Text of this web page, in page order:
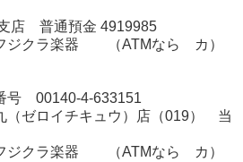
店 普通預金 4919985
ジクラ楽器 （ATMなら カ）
号 00140-4-633151
（ゼロイチキュウ）店（019） 当
ジクラ楽器 （ATMなら カ）